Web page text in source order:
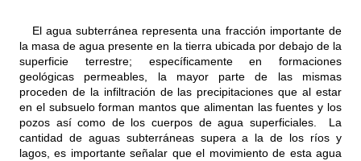
El agua subterránea representa una fracción importante de
la masa deagua presente en la tierra ubicada por debajo de la
superficie terrestre; específicamente en formaciones
geológicas permeables, la mayor parte de las mismas
proceden de la infiltración de las precipitaciones que al estar
en el subsuelo forman mantos que alimentan las fuentes y los
pozos así como de los cuerpos de agua superficiales. La
cantidad de aguas subterráneas supera a la de los ríos y
lagos, es importante señalar que el movimiento de esta agua